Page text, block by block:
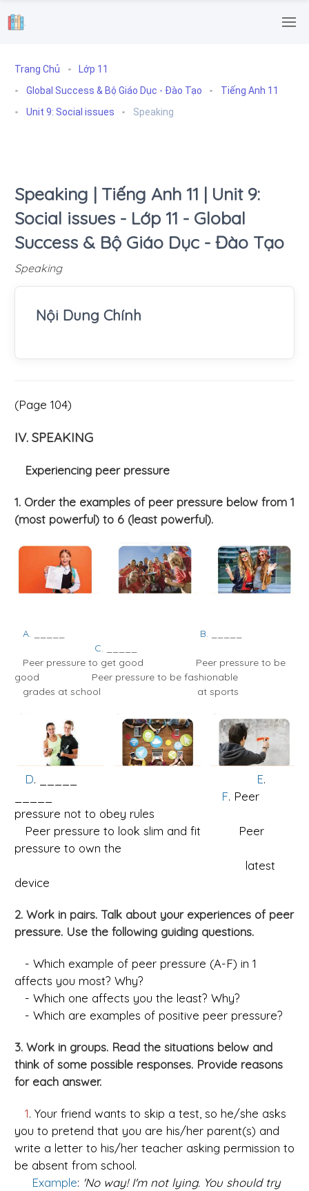
.
Trang Chủ
Lớp 11
Global Success & Bộ Giáo Dục - Đào Tạo
Tiếng Anh 11
Unit 9: Social issues
Speaking
Speaking | Tiếng Anh 11 | Unit 9:
Social issues - Lớp 11 - Global
Success & Bộ Giáo Dục - Đào Tạo
Speaking
Nội Dung Chính
(Page 104)
IV. SPEAKING
Experiencing peer pressure
1. Order the examples of peer pressure below from 1
(most powerful) to 6 (least powerful).
A. _____ B. _____
C. _____
Peer pressure to get good Peer pressure to be
good Peer pressure to be fashionable
grades at school at sports
D. _____ E.
F. Peer
pressure not to obey rules
Peer pressure to look slim and fit Peer
pressure to own the
latest
device
2. Work in pairs. Talk about your experiences of peer
pressure. Use the following guiding questions.
- Which example of peer pressure (A-F) in 1
affects you most? Why?
- Which one affects you the least? Why?
- Which are examples of positive peer pressure?
3. Work in groups. Read the situations below and
think of some possible responses. Provide reasons
for each answer.
1. Your friend wants to skip a test, so he/she asks
you to pretend that you are his/her parent(s) and
write a letter to his/her teacher asking permission to
be absent from school.
Example: 'No way! I'm not lying. You should try